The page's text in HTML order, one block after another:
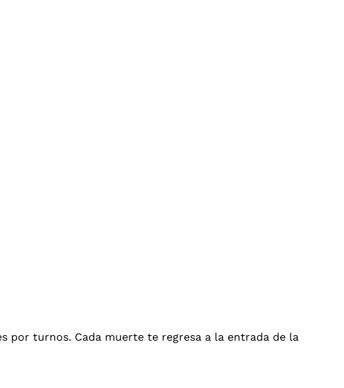
por turnos. Cada muerte te regresa a la entrada de la